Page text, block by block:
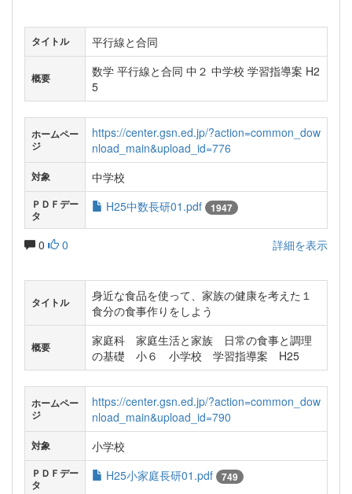
タイトル 平行線と合同
概要
数学 平行線と合同 中２ 中学校 学習指導案 H2
5
ホームペー
ジ
https://center.gsn.ed.jp/?action=common_dow
nload_main&upload_id=776
対象 中学校
ＰＤＦデー
タ
H25中数長研01.pdf 1947
0 0 詳細を表示
タイトル
身近な食品を使って、家族の健康を考えた１
食分の食事作りをしよう
概要
家庭科 家庭生活と家族 日常の食事と調理
の基礎 小６ 小学校 学習指導案 H25
ホームペー
ジ
https://center.gsn.ed.jp/?action=common_dow
nload_main&upload_id=790
対象 小学校
ＰＤＦデー
タ
H25小家庭長研01.pdf 749